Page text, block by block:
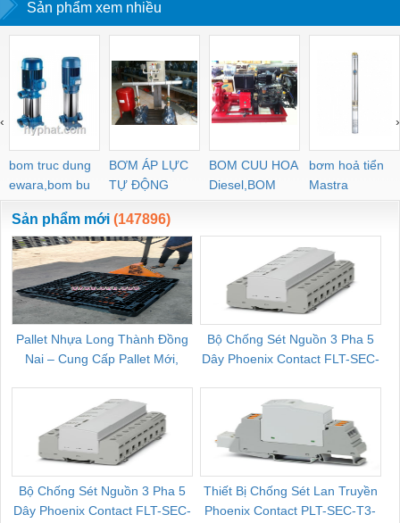
Sản phẩm xem nhiều
bom truc dung
ewara,bom bu
ewara
BƠM ÁP LỰC
TỰ ĐỘNG
BOM CUU HOA
Diesel,BOM
CHUA CHAY
bơm hoả tiển
Mastra
‹ ›
Sản phẩm mới (147896)
Pallet Nhựa Long Thành Đồng
Nai – Cung Cấp Pallet Mới,
Bộ Chống Sét Nguồn 3 Pha 5
Dây Phoenix Contact FLT-SEC-
Bộ Chống Sét Nguồn 3 Pha 5
Dây Phoenix Contact FLT-SEC-
Thiết Bị Chống Sét Lan Truyền
Phoenix Contact PLT-SEC-T3-